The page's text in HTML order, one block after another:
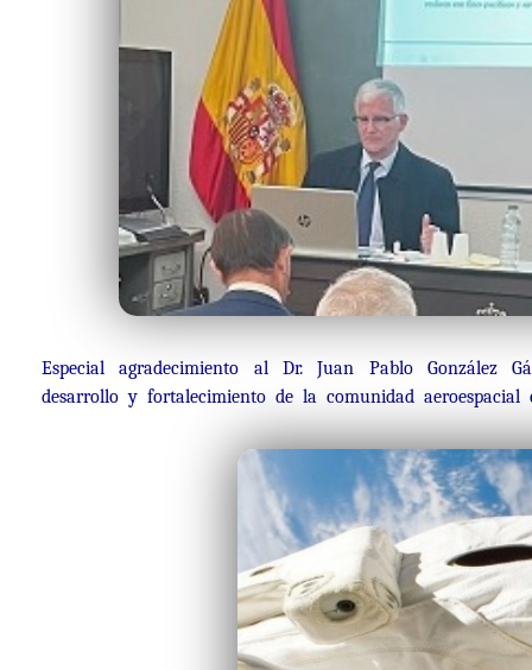
Especial agradecimiento al Dr. Juan Pablo González
desarrollo y fortalecimiento de la comunidad aeroespacial